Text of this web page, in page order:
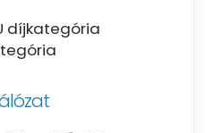
U díjkategória